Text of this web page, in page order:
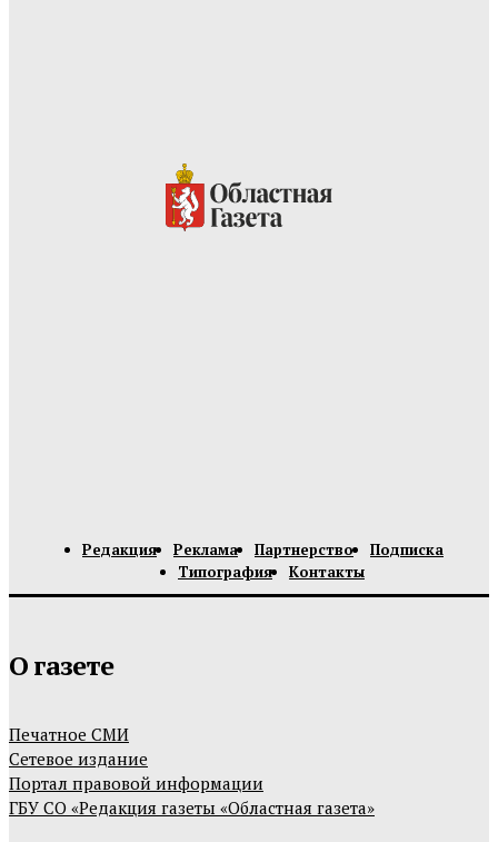
Редакция Реклама Партнерство
Подписка
Типография
Контакты
О газете
Печатное СМИ
Сетевое издание
Портал правовой информации
ГБУ СО «Редакция газеты «Областная газета»